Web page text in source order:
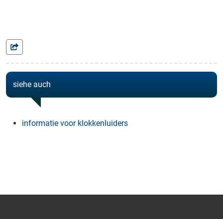
siehe auch
informatie voor klokkenluiders